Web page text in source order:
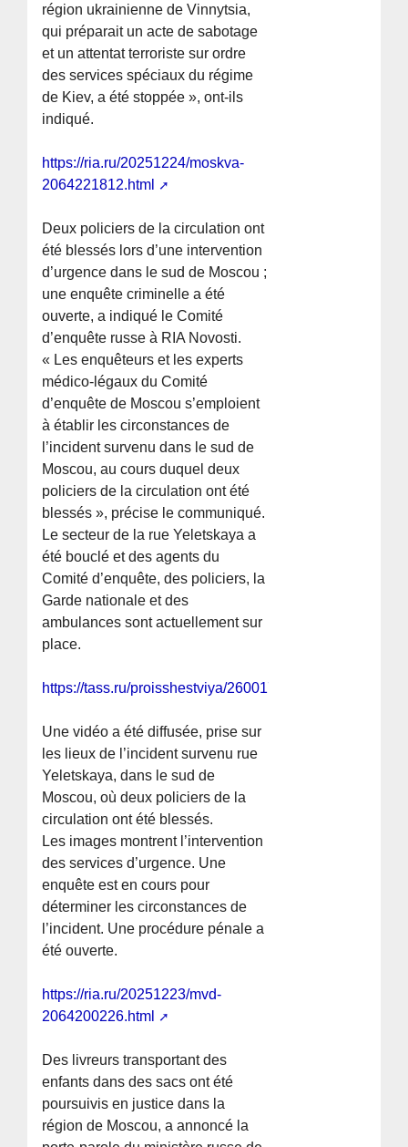
région ukrainienne de Vinnytsia,
qui préparait un acte de sabotage
et un attentat terroriste sur ordre
des services spéciaux du régime
de Kiev, a été stoppée », ont-ils
indiqué.
https://ria.ru/20251224/moskva-
2064221812.html
Deux policiers de la circulation ont
été blessés lors d’une intervention
d’urgence dans le sud de Moscou ;
une enquête criminelle a été
ouverte, a indiqué le Comité
d’enquête russe à RIA Novosti.
« Les enquêteurs et les experts
médico-légaux du Comité
d’enquête de Moscou s’emploient
à établir les circonstances de
l’incident survenu dans le sud de
Moscou, au cours duquel deux
policiers de la circulation ont été
blessés », précise le communiqué.
Le secteur de la rue Yeletskaya a
été bouclé et des agents du
Comité d’enquête, des policiers, la
Garde nationale et des
ambulances sont actuellement sur
place.
https://tass.ru/proisshestviya/26001775
Une vidéo a été diffusée, prise sur
les lieux de l’incident survenu rue
Yeletskaya, dans le sud de
Moscou, où deux policiers de la
circulation ont été blessés.
Les images montrent l’intervention
des services d’urgence. Une
enquête est en cours pour
déterminer les circonstances de
l’incident. Une procédure pénale a
été ouverte.
https://ria.ru/20251223/mvd-
2064200226.html
Des livreurs transportant des
enfants dans des sacs ont été
poursuivis en justice dans la
région de Moscou, a annoncé la